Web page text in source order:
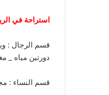
استراحة في
قسم الرجال :
دورتين مياه _
قسم النساء :